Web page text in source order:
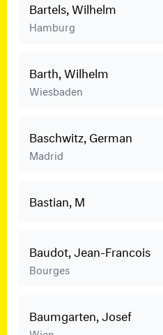
Bartels, Wilhelm
Hamburg
Barth, Wilhelm
Wiesbaden
Baschwitz, German
Madrid
Bastian, M
Baudot, Jean-Francois
Bourges
Baumgarten, Josef